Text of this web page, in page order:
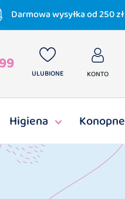
Darmowa wysyłka od 250 zł
ULUBIONE KONTO
Higiena Konopne